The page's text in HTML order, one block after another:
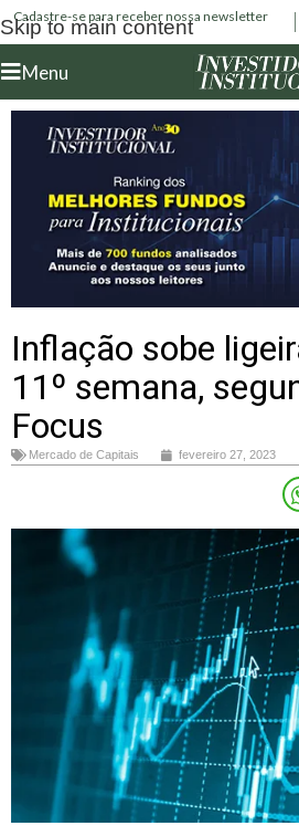
Skip to main content
Cadastre-se para receber nossa newsletter
Menu
Inflação sobe
11º semana,
Focus
Mercado de Capitais fevereiro 27, 2023